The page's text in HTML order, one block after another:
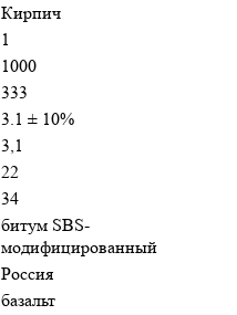
Кирпич
1
1000
333
3.1 ± 10%
3,1
22
34
битум SBS-
модифицированный
Россия
базальт